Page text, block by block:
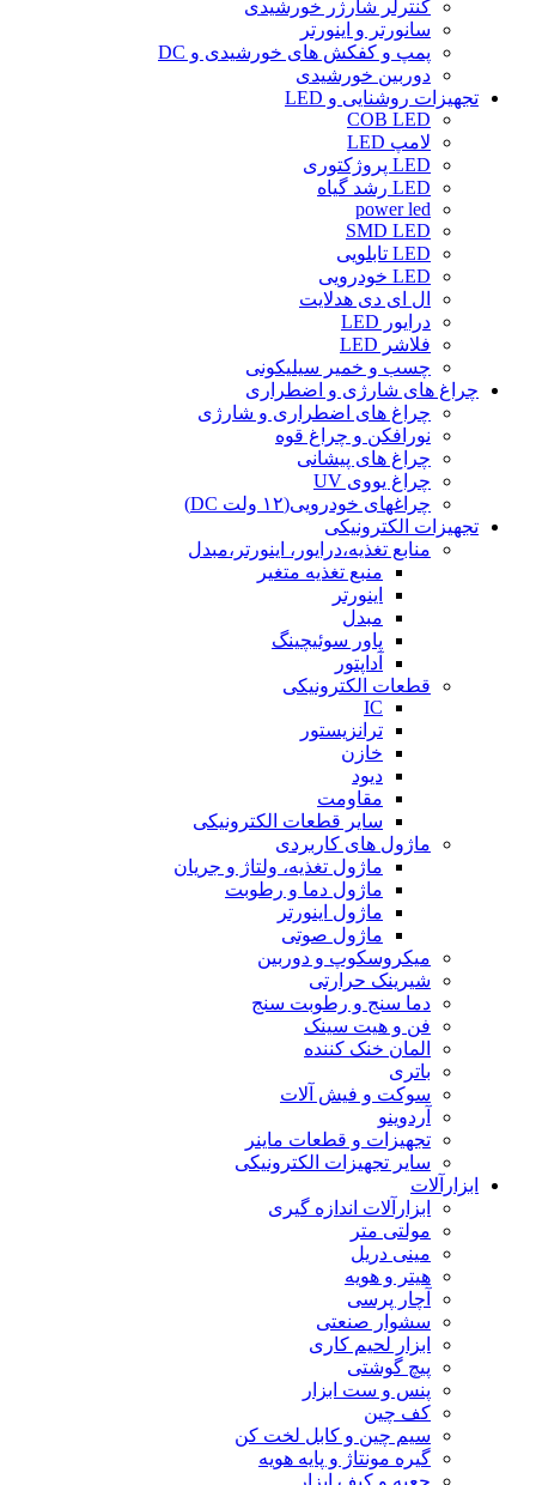
کنترلر شارژر خورشیدی
سانورتر و اینورتر
پمپ و کفکش های خورشیدی و DC
دوربین خورشیدی
تجهیزات روشنایی و LED
COB LED
لامپ LED
LED پروژکتوری
LED رشد گیاه
power led
SMD LED
LED تابلویی
LED خودرویی
ال ای دی هدلایت
درایور LED
فلاشر LED
چسب و خمیر سیلیکونی
چراغ های شارژی و اضطراری
چراغ های اضطراری و شارژی
نورافکن و چراغ قوه
چراغ های پیشانی
چراغ یووی UV
چراغهای خودرویی(۱۲ ولت DC)
تجهیزات الکترونیکی
منابع تغذیه،درایور، اینورتر،مبدل
منبع تغذیه متغیر
اینورتر
مبدل
پاور سوئیچینگ
آداپتور
قطعات الکترونیکی
IC
ترانزیستور
خازن
دیود
مقاومت
سایر قطعات الکترونیکی
ماژول های کاربردی
ماژول تغذیه، ولتاژ و جریان
ماژول دما و رطوبت
ماژول اینورتر
ماژول صوتی
میکروسکوپ و دوربین
شیرینک حرارتی
دما سنج و رطوبت سنج
فن و هیت سینک
المان خنک کننده
باتری
سوکت و فیش آلات
آردوینو
تجهیزات و قطعات ماینر
سایر تجهیزات الکترونیکی
ابزارآلات
ابزارآلات اندازه گیری
مولتی متر
مینی دریل
هیتر و هویه
آچار پرسی
سشوار صنعتی
ابزار لحیم کاری
پیچ گوشتی
پنس و ست ابزار
کف چین
سیم چین و کابل لخت کن
گیره مونتاژ و پایه هویه
جعبه و کیف ابزار